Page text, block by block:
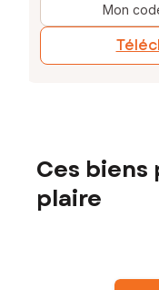
Mon
Ces
plaire